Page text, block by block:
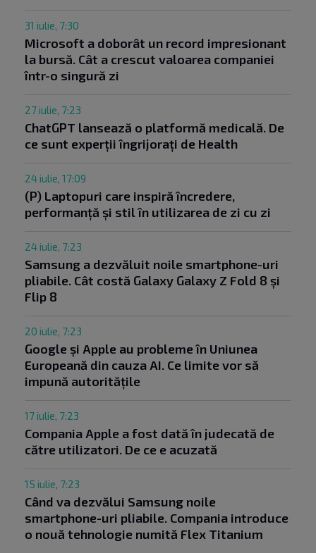
31 iulie, 7:30
Microsoft a doborât un record impresionant
la bursă. Cât a crescut valoarea companiei
într-o singură zi
27 iulie, 7:23
ChatGPT lansează o platformă medicală. De
ce sunt experții îngrijorați de Health
24 iulie, 17:09
(P) Laptopuri care inspiră încredere,
performanță și stil în utilizarea de zi cu zi
24 iulie, 7:23
Samsung a dezvăluit noile smartphone-uri
pliabile. Cât costă Galaxy Galaxy Z Fold 8 și
Flip 8
20 iulie, 7:23
Google și Apple au probleme în Uniunea
Europeană din cauza AI. Ce limite vor să
impună autoritățile
17 iulie, 7:23
Compania Apple a fost dată în judecată de
către utilizatori. De ce e acuzată
15 iulie, 7:23
Când va dezvălui Samsung noile
smartphone-uri pliabile. Compania introduce
o nouă tehnologie numită Flex Titanium